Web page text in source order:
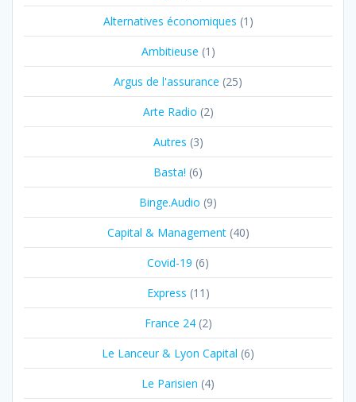
Alternatives économiques (1)
Ambitieuse (1)
Argus de l'assurance (25)
Arte Radio (2)
Autres (3)
Basta! (6)
Binge.Audio (9)
Capital & Management(40)
Covid-19 (6)
Express (11)
France 24(2)
Le Lanceur & Lyon Capital (6)
Le Parisien (4)